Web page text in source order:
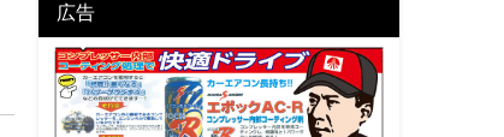
広告